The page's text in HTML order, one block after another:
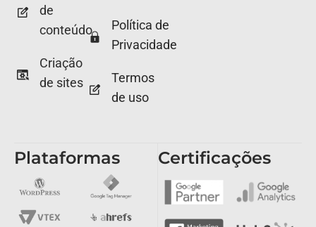
de
conteúdo
Criação
de sites
Política de
Privacidade
Termos
de uso
Plataformas Certificações